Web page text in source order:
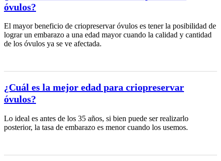
óvulos?
El mayor beneficio de criopreservar óvulos es tener la posibilidad de
lograr un embarazo a una edad mayor cuando la calidad y cantidad
de los óvulos ya se ve afectada.
¿Cuál es la mejor edad para criopreservar
óvulos?
Lo ideal es antes de los 35 años, si bien puede ser realizarlo
posterior, la tasa de embarazo es menor cuando los usemos.